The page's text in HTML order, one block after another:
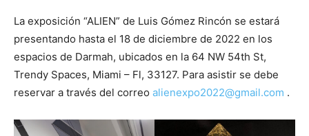
La exposición “ALIEN” de Luis Gómez Rincón se estará
presentando hasta el 18 de diciembre de 2022 en los
espacios de Darmah, ubicados en la 64 NW 54th St,
Trendy Spaces, Miami – Fl, 33127. Para asistir se debe
reservar a través del correo alienexpo2022@gmail.com .